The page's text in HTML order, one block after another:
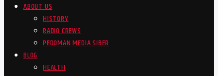
ABOUT US
HISTORY
RADIO CREWS
PEDOMAN MEDIA SIBER
BLOG
HEALTH